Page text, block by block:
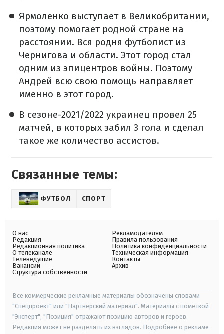
Ярмоленко выступает в Великобритании,
поэтому помогает родной стране на
расстоянии. Вся родня футболист из
Чернигова и области. Этот город стал
одним из эпицентров войны. Поэтому
Андрей всю свою помощь направляет
именно в этот город.
В сезоне-2021/2022 украинец провел 25
матчей, в которых забил 3 гола и сделал
такое же количество ассистов.
Связанные темы:
ФУТБОЛ СПОРТ
О нас
Редакция
Редакционная политика
О телеканале
Телеведущие
Вакансии
Структура собственности
Рекламодателям
Правила пользования
Политика конфиденциальности
Техническая информация
Контакты
Архив
Все коммерческие рекламные материалы обозначены словами
"Спецпроект" или "Партнерский материал". Материалы с пометкой
"Эксперт", "Позиция" отражают позицию авторов и героев.
Редакция может не разделять их взглядов. Подробнее о рекламе